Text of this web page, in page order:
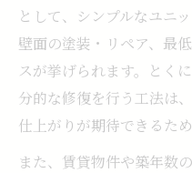
として、シンプルなユニ
壁面の塗装・リペア、最
スが挙げられます。とく
分的な修復を行う工法は
仕上がりが期待できるた
また、賃貸物件や築年数